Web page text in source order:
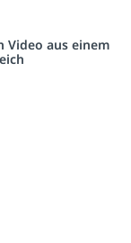
aus einem